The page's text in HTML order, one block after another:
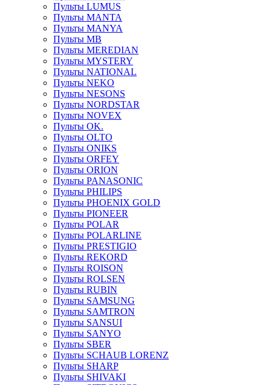
Пульты LUMUS
Пульты MANTA
Пульты MANYA
Пульты MB
Пульты MEREDIAN
Пульты MYSTERY
Пульты NATIONAL
Пульты NEKO
Пульты NESONS
Пульты NORDSTAR
Пульты NOVEX
Пульты OK.
Пульты OLTO
Пульты ONIKS
Пульты ORFEY
Пульты ORION
Пульты PANASONIC
Пульты PHILIPS
Пульты PHOENIX GOLD
Пульты PIONEER
Пульты POLAR
Пульты POLARLINE
Пульты PRESTIGIO
Пульты REKORD
Пульты ROISON
Пульты ROLSEN
Пульты RUBIN
Пульты SAMSUNG
Пульты SAMTRON
Пульты SANSUI
Пульты SANYO
Пульты SBER
Пульты SCHAUB LORENZ
Пульты SHARP
Пульты SHIVAKI